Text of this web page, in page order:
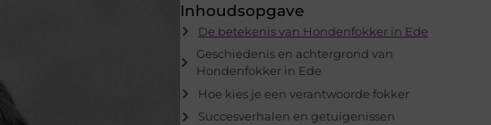
Inhoudsopgave
De betekenis van Hondenfokker in Ede
Geschiedenis en achtergrond van
Hondenfokker in Ede
Hoe kies je een verantwoorde fokker
Succesverhalen en getuigenissen